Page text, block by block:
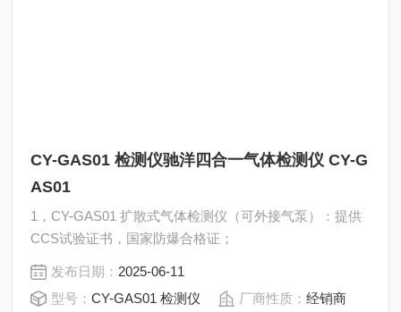
CY-GAS01 检测仪驰洋四合一气体检测仪 CY-G
AS01
1，CY-GAS01 扩散式气体检测仪（可外接气泵）：提供
CCS试验证书，国家防爆合格证；
发布日期： 2025-06-11
型号：CY-GAS01 检测仪 厂商性质：经销商